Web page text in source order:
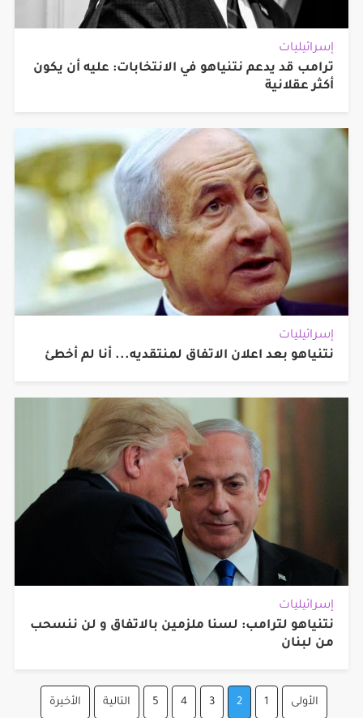
إسرائيليات
ترامب قد يدعم نتنياهو في الانتخابات: عليه أن يكون
أكثر عقلانية
إسرائيليات
نتنياهو بعد اعلان الاتفاق لمنتقديه... أنا لم أخطئ
إسرائيليات
نتنياهو لترامب: لسنا ملزمين بالاتفاق و لن ننسحب
من لبنان
الأولى 1
2
3
4
5 التالية الأخيرة